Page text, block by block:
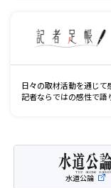
日々の取材活動を通じ
記者ならではの感性で語
水道公論